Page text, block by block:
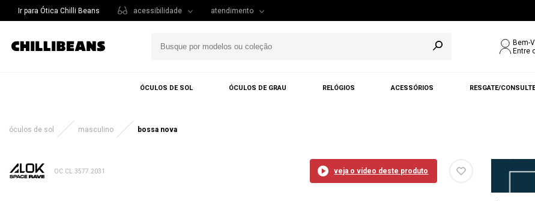
Ir para Ótica Chilli Beans acessibilidade atendimento
Bem-
Entre
ÓCULOS DE SOL ÓCULOS DE GRAU RELÓGIOS ACESSÓRIOS RESGATE/
óculos de sol masculino bossa nova
OC.CL.3577.2031 veja o vídeo deste produto